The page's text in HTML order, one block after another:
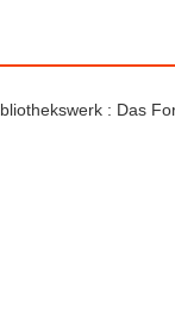
: Das